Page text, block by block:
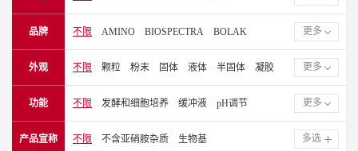
细胞培养添加剂
生化和试剂 胶囊
颗粒
口服制剂
改善口感 掩饰口感 局部的
注射剂和肠外注射剂
溶液
片剂
矿物质和营养素
粉末 吸入 眼科
口腔
医疗器械
牙科 外用药
洁净室管理
品牌 不限 AMINO BIOSPECTRA
BOLAK
CITRIBEL
CLARIANT
DUKSAN PURE CHEMICAL
EFP BIOTEK
MALHOTRA ORGANIC
NIPPON TALC
更多
外观 不限 颗粒 粉末 固体 液体 半固体
凝胶
纤维和不锈钢
更多
功能 不限 发酵和细胞培养 缓冲液
pH调节
碳水化合物来源
生物缓冲液 崩解剂
口感改善
口感掩饰
表面活性剂 辅助的
更多
产品宣称 不限 不含亚硝胺杂质 生物基 多选